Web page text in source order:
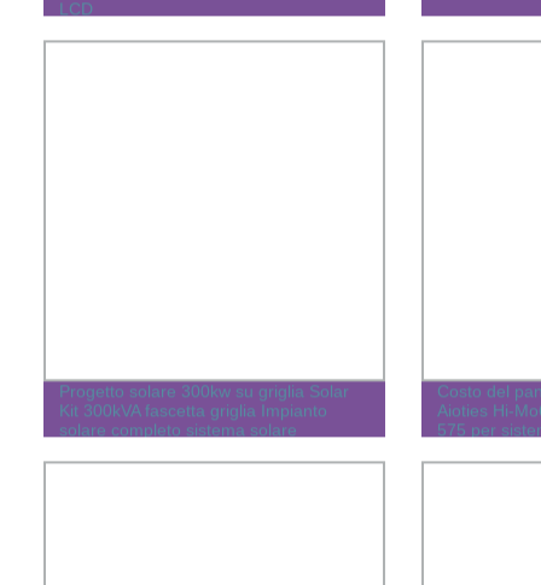
LCD
Progetto solare 300kw su griglia Solar
Kit 300kVA fascetta griglia Impianto
solare completo sistema solare
Costo del
Aioties Hi-
575 per